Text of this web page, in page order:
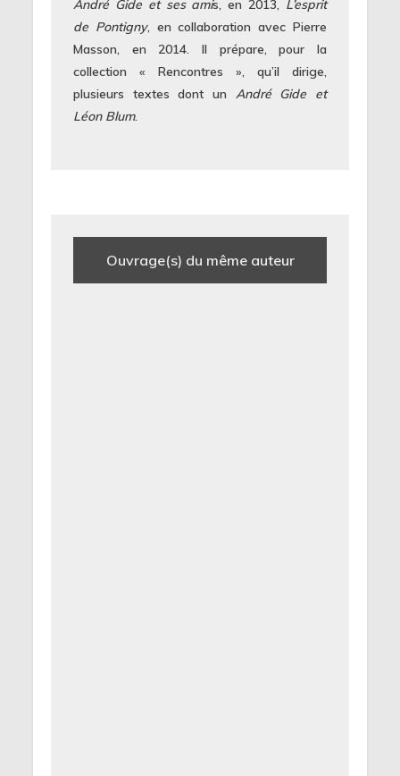
André Gide et ses amis, en 2013, L’esprit
de Pontigny, en collaboration avec Pierre
Masson, en 2014. Il prépare, pour la
collection « Rencontres », qu’il dirige,
plusieurs textes dont un André Gide et
Léon Blum.
Ouvrage(s) du même auteur